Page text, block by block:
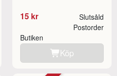
15 kr Slutsåld
Butiken
Postorder
Köp